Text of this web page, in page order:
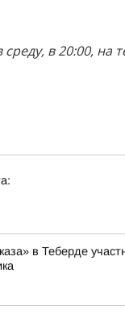
в 20:00, на
в Теберде